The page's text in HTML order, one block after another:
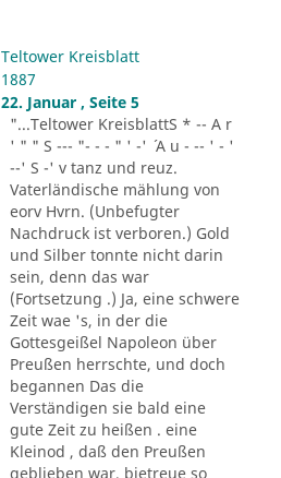
Teltower Kreisblatt
1887
22. Januar , Seite 5
"...Teltower KreisblattS * -- A r
' " " S --- "- - - " ' -' ´ A u - -- ' - '
--' S -' v tanz und reuz.
Vaterländische mählung von
eorv Hvrn. (Unbefugter
Nachdruck ist verboren.) Gold
und Silber tonnte nicht darin
sein, denn das war
(Fortsetzung .) Ja, eine schwere
Zeit wae 's, in der die
Gottesgeißel Napoleon über
Preußen herrschte, und doch
begannen Das die
Verständigen sie bald eine
gute Zeit zu heißen . eine
Kleinod , daß den Preußen
geblieben war, bietreue so